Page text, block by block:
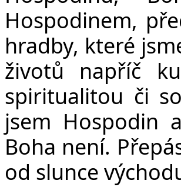
Hospodinem,
hradby, které
životů napříč
spiritualitou či
jsem Hospodin
Boha není.
od slunce